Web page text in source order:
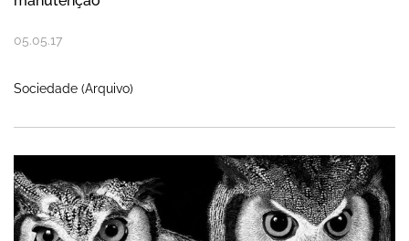
05.05.17
Sociedade (Arquivo)
"Da Natureza para o papel" em exposição